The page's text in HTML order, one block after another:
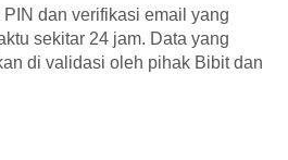
dan verifikasi email yang
sekitar 24 jam. Data yang
di validasi oleh pihak Bibit dan